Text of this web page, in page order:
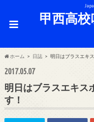
甲西高
ホーム 日誌 明日はブラスエキ
2017.05.07
明日はブラスエキス
す！